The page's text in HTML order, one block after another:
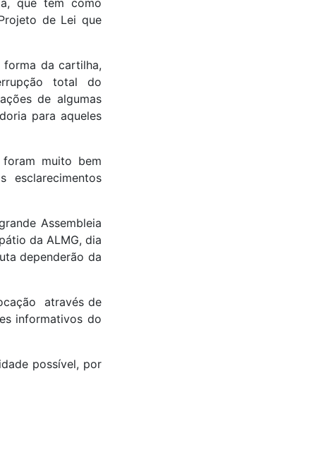
que tem como
de Lei que
forma da cartilha,
total do
de algumas
para aqueles
muito bem
esclarecimentos
Assembleia
da ALMG, dia
dependerão da
através de
informativos do
possível, por